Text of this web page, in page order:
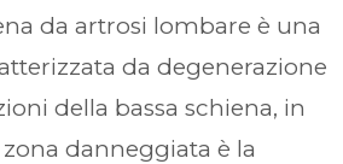
da artrosi lombare è una
da degenerazione
della bassa schiena, in
danneggiata è la